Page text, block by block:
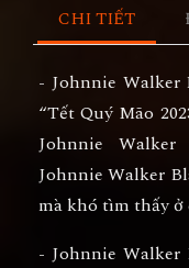
CHI TIẾT
- Johnnie Walker
“Tết Quý Mão
Johnnie
Johnnie Walker
mà khó tìm thấy ở
- Johnnie Walker